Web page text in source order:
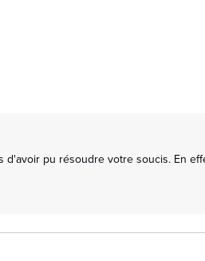
pu résoudre votre soucis. En